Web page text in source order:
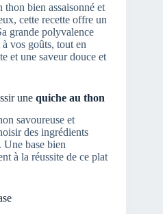
bien assaisonné et
cette recette offre un
grande polyvalence
vos goûts, tout en
et une saveur douce et
une quiche au thon
savoureuse et
des ingrédients
Une base bien
à la réussite de ce plat